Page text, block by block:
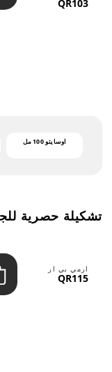
لم نُعجبك...
QR103
أوسايتو 100 مل
تشكيلة حصرية
ارمي بي ار
QR115